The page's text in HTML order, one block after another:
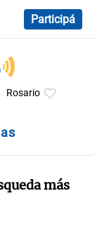
Participá
Rosario
más